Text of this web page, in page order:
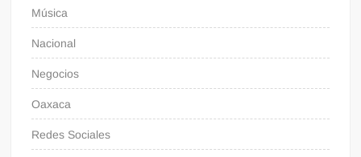
Música
Nacional
Negocios
Oaxaca
Redes Sociales